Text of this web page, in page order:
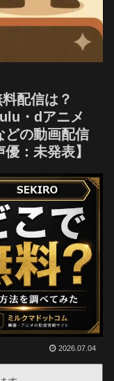
配信は？
・dアニメ
どの動画配信
：未発表】
2026.07.04